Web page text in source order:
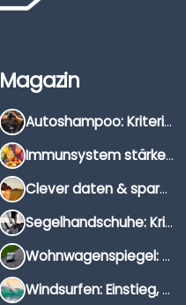
Magazin
Autoshampoo: Kriterien, Unterschiede & Anwendung
Immunsystem stärken: Hausmittel, Vitamine & Wissenswertes
Clever daten & sparen: So findest du die besten Deals für Dates und Unternehmungen
Segelhandschuhe: Kriterien, Materialien & Tipps
Wohnwagenspiegel: Auswahl, Preise & Montage
Windsurfen: Einstieg, Ausrüstung & Tipps